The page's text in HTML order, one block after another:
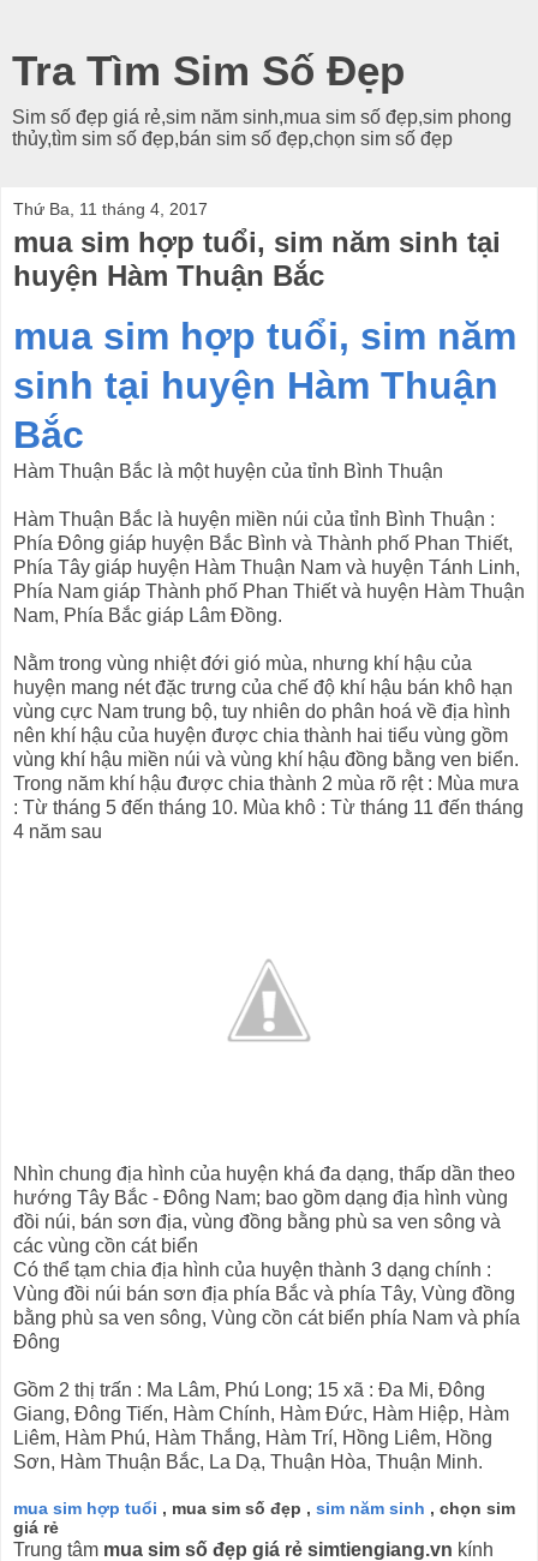
Tra Tìm Sim Số Đẹp
Sim số đẹp giá rẻ,sim năm sinh,mua sim số đẹp,sim phong
thủy,tìm sim số đẹp,bán sim số đẹp,chọn sim số đẹp
Thứ Ba, 11 tháng 4, 2017
mua sim hợp tuổi, sim năm sinh tại
huyện Hàm Thuận Bắc
mua sim hợp tuổi, sim năm
sinh tại huyện Hàm Thuận
Bắc
Hàm Thuận Bắc là một huyện của tỉnh Bình Thuận
Hàm Thuận Bắc là huyện miền núi của tỉnh Bình Thuận :
Phía Đông giáp huyện Bắc Bình và Thành phố Phan Thiết,
Phía Tây giáp huyện Hàm Thuận Nam và huyện Tánh Linh,
Phía Nam giáp Thành phố Phan Thiết và huyện Hàm Thuận
Nam, Phía Bắc giáp Lâm Đồng.
Nằm trong vùng nhiệt đới gió mùa, nhưng khí hậu của
huyện mang nét đặc trưng của chế độ khí hậu bán khô hạn
vùng cực Nam trung bộ, tuy nhiên do phân hoá về địa hình
nên khí hậu của huyện được chia thành hai tiểu vùng gồm
vùng khí hậu miền núi và vùng khí hậu đồng bằng ven biển.
Trong năm khí hậu được chia thành 2 mùa rõ rệt : Mùa mưa
: Từ tháng 5 đến tháng 10. Mùa khô : Từ tháng 11 đến tháng
4 năm sau
Nhìn chung địa hình của huyện khá đa dạng, thấp dần theo
hướng Tây Bắc - Đông Nam; bao gồm dạng địa hình vùng
đồi núi, bán sơn địa, vùng đồng bằng phù sa ven sông và
các vùng cồn cát biển
Có thể tạm chia địa hình của huyện thành 3 dạng chính :
Vùng đồi núi bán sơn địa phía Bắc và phía Tây, Vùng đồng
bằng phù sa ven sông, Vùng cồn cát biển phía Nam và phía
Đông
Gồm 2 thị trấn : Ma Lâm, Phú Long; 15 xã : Đa Mi, Đông
Giang, Đông Tiến, Hàm Chính, Hàm Đức, Hàm Hiệp, Hàm
Liêm, Hàm Phú, Hàm Thắng, Hàm Trí, Hồng Liêm, Hồng
Sơn, Hàm Thuận Bắc, La Dạ, Thuận Hòa, Thuận Minh.
mua sim hợp tuổi , mua sim số đẹp , sim năm sinh , chọn sim
giá rẻ
Trung tâm mua sim số đẹp giá rẻ simtiengiang.vn kính